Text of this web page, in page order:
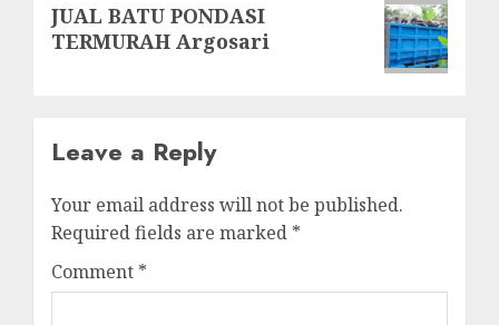
post:
JUAL BATU PONDASI
TERMURAH Argosari
Leave a Reply
Your email address will not be published.
Required fields are marked *
Comment *